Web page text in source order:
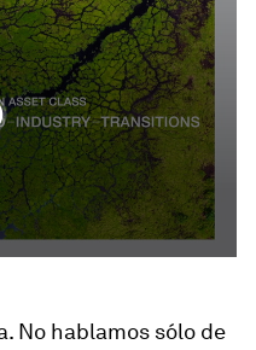
No hablamos sólo de